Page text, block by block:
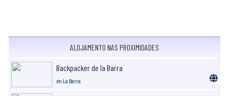
ALOJAMENTO NAS PROXIMIDADES
Backpacker de la Barra
en La Barra